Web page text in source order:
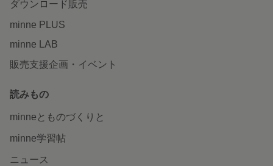
ダウンロード販売
minne PLUS
minne LAB
販売支援企画・イベント
読みもの
minneとものづくりと
minne学習帖
ニュース